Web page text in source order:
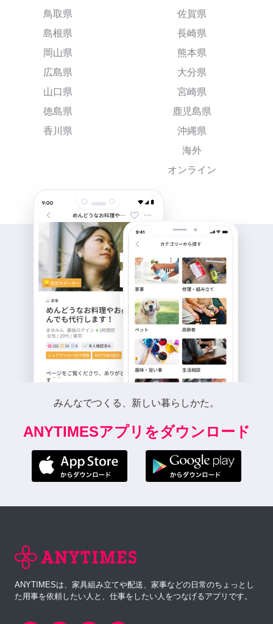
鳥取県
島根県
岡山県
広島県
山口県
徳島県
香川県
佐賀県
長崎県
熊本県
大分県
宮崎県
鹿児島県
沖縄県
海外
オンライン
みんなでつくる、新しい暮らしかた。
ANYTIMESアプリをダウンロード
ANYTIMESは、家具組み立てや配送、家事などの日常のちょっとし
た用事を依頼したい人と、仕事をしたい人をつなげるアプリです。